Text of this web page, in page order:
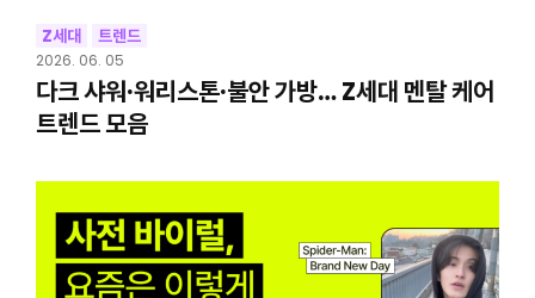
Z세대 트렌드
2026. 06. 05
다크 샤워·워리스톤·불안 가방… Z세대 멘탈 케어
트렌드 모음